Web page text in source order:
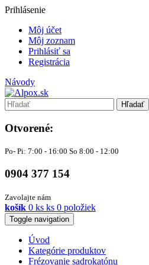
Prihlásenie
Môj účet
Môj zoznam
Prihlásiť sa
Registrácia
Návody
Hľadať
Otvorené:
Po- Pi: 7:00 - 16:00 So 8:00 - 12:00
0904 377 154
Zavolajte nám
košík 0 ks ks 0 položiek
Toggle navigation
Úvod
Kategórie produktov
Frézovanie sadrokatónu